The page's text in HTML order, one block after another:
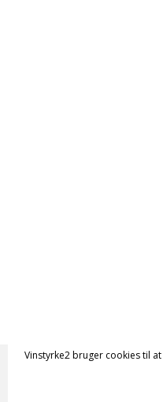
Vinstyrke2 bruger cookies til